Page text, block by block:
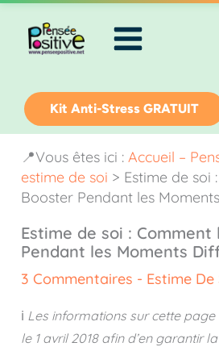
contenu
Kit Anti-Stress GRATUIT
📍Vous êtes ici : Accueil –
estime de soi > Estime de soi
Booster Pendant les
Estime de soi : Comment
Pendant les Moments
3 Commentaires - Estime De
ℹ️ Les informations sur cette
le 1 avril 2018afin d’en garantir